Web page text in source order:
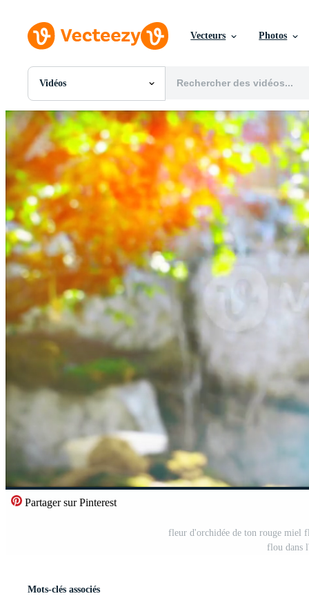
Vecteurs Photos
Vidéos
Toutes Images
Photos
PNGs
PSDs
SVGs
Modèles
Vecteurs
Vidéos
Motion graphics
Images Éditoriales
Événements Éditoriaux
Partager sur Pinterest
fleur d'orchidée de ton rouge miel
flou dans
Mots-clés associés